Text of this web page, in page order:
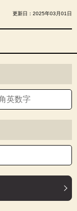
更新日：2025年03月01日